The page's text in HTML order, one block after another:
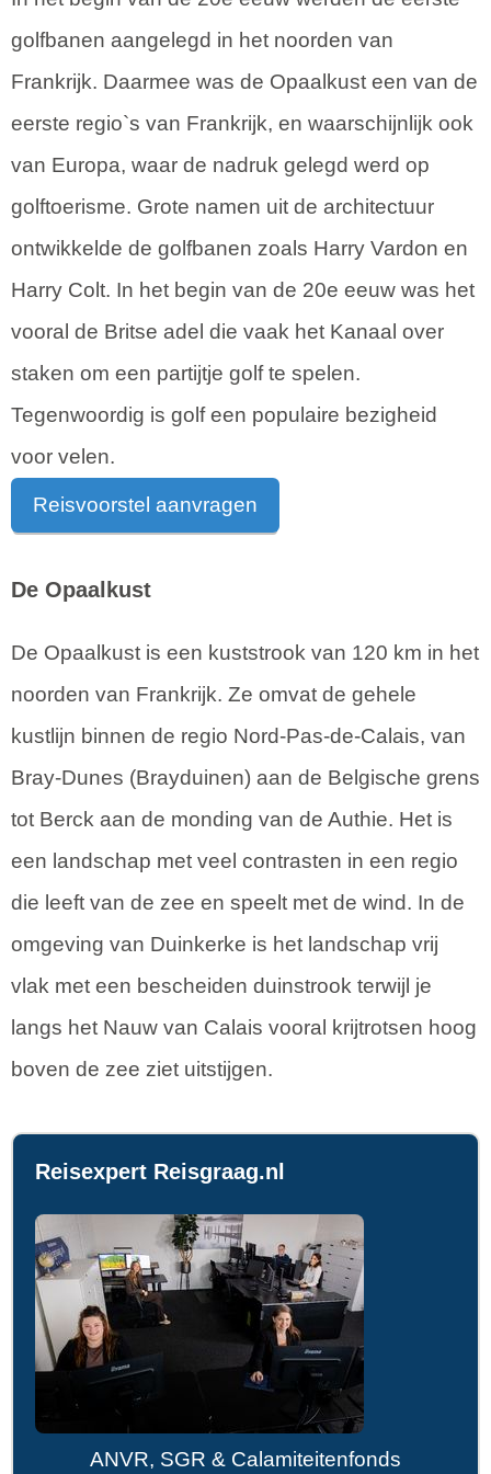
golfbanen aangelegd in het noorden van
Frankrijk. Daarmee was de Opaalkust een van de
eerste regio`s van Frankrijk, en waarschijnlijk ook
van Europa, waar de nadruk gelegd werd op
golftoerisme. Grote namen uit de architectuur
ontwikkelde de golfbanen zoals Harry Vardon en
Harry Colt. In het begin van de 20e eeuw was het
vooral de Britse adel die vaak het Kanaal over
staken om een partijtje golf te spelen.
Tegenwoordig is golf een populaire bezigheid
voor velen.
Reisvoorstel aanvragen
De Opaalkust
De Opaalkust is een kuststrook van 120 km in het
noorden van Frankrijk. Ze omvat de gehele
kustlijn binnen de regio Nord-Pas-de-Calais, van
Bray-Dunes (Brayduinen) aan de Belgische grens
tot Berck aan de monding van de Authie. Het is
een landschap met veel contrasten in een regio
die leeft van de zee en speelt met de wind. In de
omgeving van Duinkerke is het landschap vrij
vlak met een bescheiden duinstrook terwijl je
langs het Nauw van Calais vooral krijtrotsen hoog
boven de zee ziet uitstijgen.
Reisexpert Reisgraag.nl
ANVR, SGR & Calamiteitenfonds